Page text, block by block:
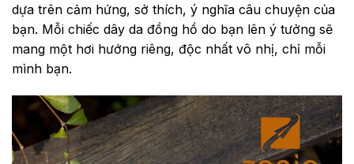
dựa trên cảm hứng, sở thích, ý nghĩa câu chuyện của
bạn. Mỗi chiếc dây da đồng hồ do bạn lên ý tưởng sẽ
mang một hơi hướng riêng, độc nhất vô nhị, chỉ mỗi
mình bạn.